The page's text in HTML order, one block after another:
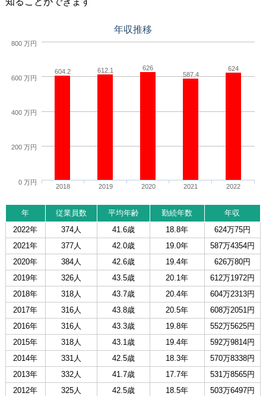
年収推移
604.2 612.1
626
587.4
624
2018 2019 2020 2021 2022
0 万円
200 万円
400 万円
600 万円
800 万円
年 従業員数 平均年齢 勤続年数
年収
2022年
374人 41.6歳 18.8年
624万75円
2021年
377人 42.0歳 19.0年
587万4354円
2020年
384人 42.6歳 19.4年
626万80円
2019年
326人 43.5歳 20.1年
612万1972円
2018年
318人 43.7歳 20.4年
604万2313円
2017年
316人 43.8歳 20.5年
608万2051円
2016年
316人 43.3歳 19.8年
552万5625円
2015年
318人 43.1歳 19.4年
592万9814円
2014年
331人 42.5歳 18.3年
570万8338円
2013年
332人 41.7歳 17.7年
531万8565円
2012年
325人 42.5歳 18.5年
503万6497円